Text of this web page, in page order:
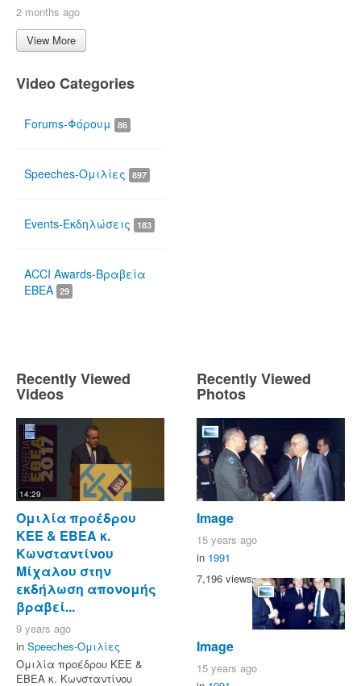
2 months ago
View More
Video Categories
Forums-Φόρουμ 86
Speeches-Ομιλίες 897
Events-Εκδηλώσεις 183
ACCI Awards-Βραβεία
ΕΒΕΑ 29
Recently Viewed
Videos
14:29
Ομιλία προέδρου
ΚΕΕ & ΕΒΕΑ κ.
Κωνσταντίνου
Μίχαλου στην
εκδήλωση απονομής
βραβεί...
9 years ago
in Speeches-Ομιλίες
Ομιλία προέδρου ΚΕΕ &
ΕΒΕΑ κ. Κωνσταντίνου
Recently Viewed
Photos
Image
15 years ago
in 1991
7,196 views
Image
15 years ago